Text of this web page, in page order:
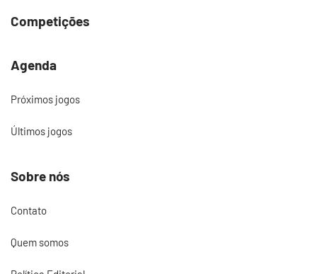
Competições
Agenda
Próximos jogos
Últimos jogos
Sobre nós
Contato
Quem somos